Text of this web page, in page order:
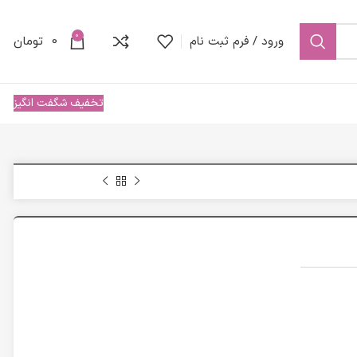
ورود / فرم ثبت نام 0
0 تومان
تخفیف شگفت انگیز